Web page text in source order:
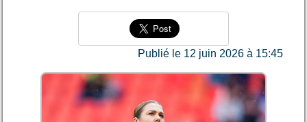
Publié le 12 juin 2026 à 15:45